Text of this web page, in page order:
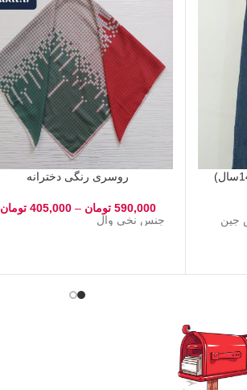
جنس جین
روسری رنگی دخترانه
590,000 تومان –
405,000 تومان
جنس نخی وال